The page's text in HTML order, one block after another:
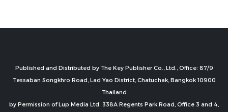
Published and Distributed by The Key Publisher Co., Ltd., Office: 87/9
Tessaban Songkhro Road, Lad Yao District, Chatuchak, Bangkok 10900
Thailand
by Permission of Lup Media Ltd. 338A Regents Park Road, Office 3 and 4,